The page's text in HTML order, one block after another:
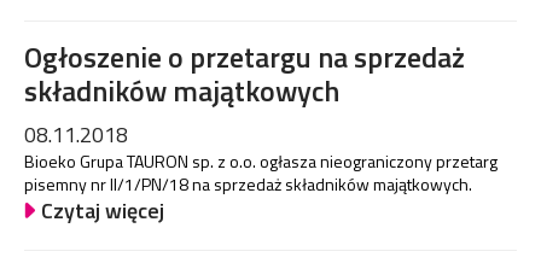
Ogłoszenie o przetargu na sprzedaż
składników majątkowych
08.11.2018
Bioeko Grupa TAURON sp. z o.o. ogłasza nieograniczony przetarg
pisemny nr II/1/PN/18 na sprzedaż składników majątkowych.
Czytaj więcej